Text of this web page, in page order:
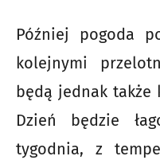
Później pogoda
kolejnymi
będą jednak także
Dzień będzie
tygodnia, z